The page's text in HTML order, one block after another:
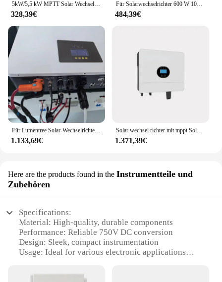
5kW/5,5 kW MPTT Solar Wechsel richter Platine Hauptplatine Solarstrom wandler Zubehör
328,39€
Für Solarwechselrichter 600 W 1000 W 2000 W Lumentree 65 V mit Netzbegrenzer, netzgekoppelter Wechselrichter DC AC Wechselrichter Solar
484,39€
Für Lumentree Solar-Wechselrichter 5500 Watt Hybrid-Wechselrichter 5,5 kW 48 Volt MPPT Home PV System Solar-Wechselrichter
1.133,69€
Solar wechsel richter mit mppt Solar ladegerät 6kW Solar wechsel richter Energie speicher batterie Wechsel richter
1.371,39€
Here are the products found in the Instrumentteile und
Zubehören
Specifications:
Material: High-quality, durable components
Performance: Reliable 750V DC conversion
Design: Sleek, compact instrumentation
Usage: Ideal for various electronic applications
professional and DIY settings